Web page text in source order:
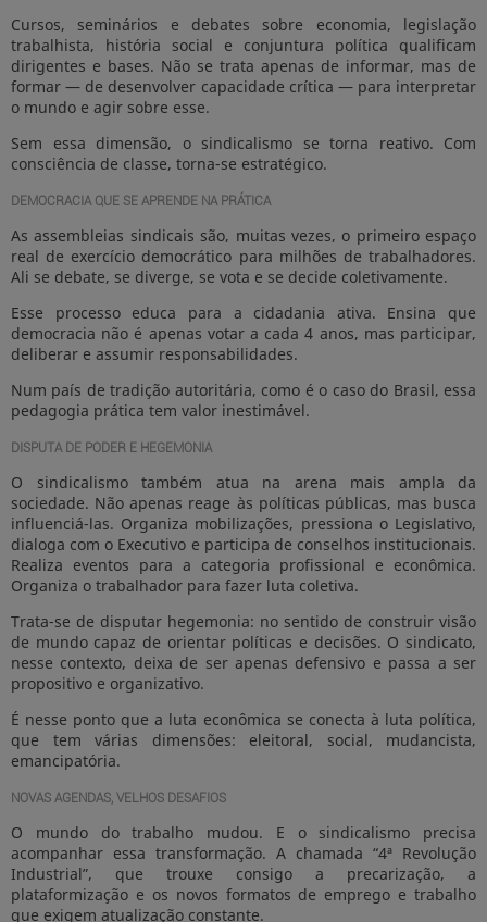
Cursos, seminários e debates sobre economia, legislação
trabalhista, história social e conjuntura política qualificam
dirigentes e bases. Não se trata apenas de informar, mas de
formar — de desenvolver capacidade crítica — para interpretar
o mundo e agir sobre esse.
Sem essa dimensão, o sindicalismo se torna reativo. Com
consciência de classe, torna-se estratégico.
DEMOCRACIA QUE SE APRENDE NA PRÁTICA
As assembleias sindicais são, muitas vezes, o primeiro espaço
real de exercício democrático para milhões de trabalhadores.
Ali se debate, se diverge, se vota e se decide coletivamente.
Esse processo educa para a cidadania ativa. Ensina que
democracia não é apenas votar a cada 4 anos, mas participar,
deliberar e assumir responsabilidades.
Num país de tradição autoritária, como é o caso do Brasil, essa
pedagogia prática tem valor inestimável.
DISPUTA DE PODER E HEGEMONIA
O sindicalismo também atua na arena mais ampla da
sociedade. Não apenas reage às políticas públicas, mas busca
influenciá-las. Organiza mobilizações, pressiona o Legislativo,
dialoga com o Executivo e participa de conselhos institucionais.
Realiza eventos para a categoria profissional e econômica.
Organiza o trabalhador para fazer luta coletiva.
Trata-se de disputar hegemonia: no sentido de construir visão
de mundo capaz de orientar políticas e decisões. O sindicato,
nesse contexto, deixa de ser apenas defensivo e passa a ser
propositivo e organizativo.
É nesse ponto que a luta econômica se conecta à luta política,
que tem várias dimensões: eleitoral, social, mudancista,
emancipatória.
NOVAS AGENDAS, VELHOS DESAFIOS
O mundo do trabalho mudou. E o sindicalismo precisa
acompanhar essa transformação. A chamada “4ª Revolução
Industrial”, que trouxe consigo a precarização, a
plataformização e os novos formatos de emprego e trabalho
que exigem atualização constante.